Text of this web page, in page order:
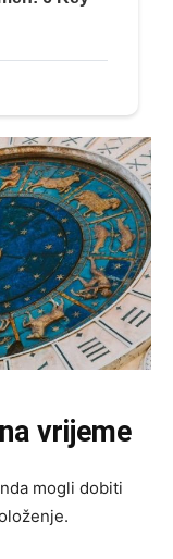
vrijeme
mogli dobiti